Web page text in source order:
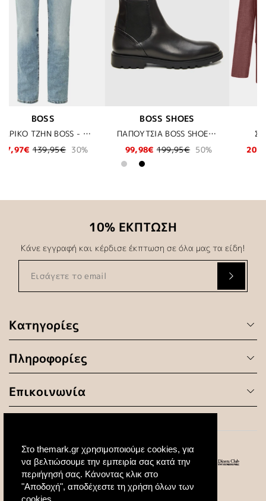
Στο themark.gr χρησιμοποιούμε cookies, για
να βελτιώσουμε την εμπειρία σας κατά την
περιήγησή σας. Κάνοντας κλικ στο
"Αποδοχή", αποδέχεστε τη χρήση όλων των
ΠΑΠΟΥΤΣΙΑ BOSS SHOES - BLACK BERGAMO
50%
ΣΑΚΑΚΙ DIGEL - 62
202,30€
289,00€ 30% 167,97€ 239,95€
Κατηγορίες
Πληροφορίες
Επικοινωνία
10% ΕΚΠΤΩΣΗ
Κάνε εγγραφή και κέρδισε έκπτωση σε όλα μας τα είδη!
© 2020 All Rights Reserved. Created by